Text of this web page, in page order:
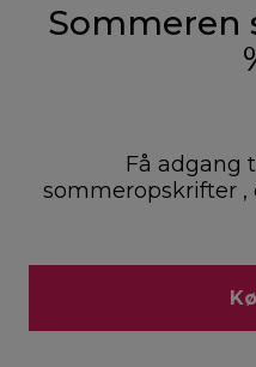
Sommeren
Få adgang
sommeropskrifter ,